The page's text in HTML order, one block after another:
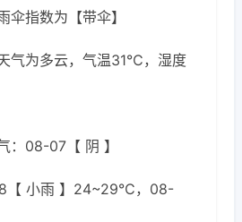
伞指数为【带伞】
气为多云，气温31℃，湿度
：08-07【 阴 】
小雨 】24~29℃，08-